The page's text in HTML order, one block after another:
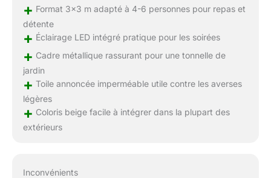
+ Format 3×3 m adapté à 4-6 personnes pour repas et
détente
+ Éclairage LED intégré pratique pour les soirées
+ Cadre métallique rassurant pour une tonnelle de
jardin
+ Toile annoncée imperméable utile contre les averses
légères
+ Coloris beige facile à intégrer dans la plupart des
extérieurs
Inconvénients